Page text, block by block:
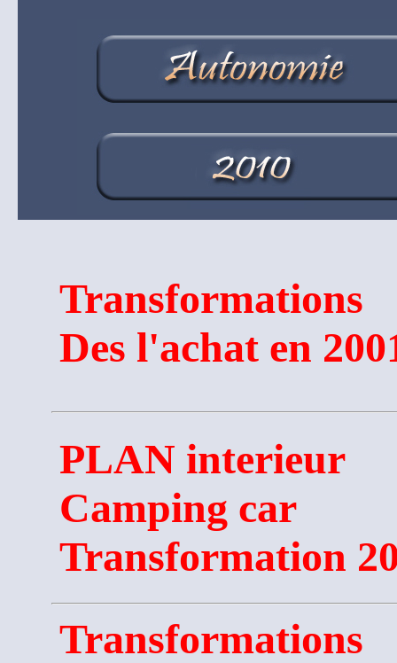
Transformations
Des l'achat en
PLAN interieur
Camping car
Transformation
Transformations